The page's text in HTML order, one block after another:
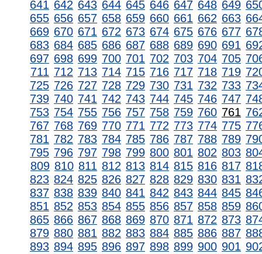
641 642 643 644 645 646 647 648 649
655 656 657 658 659 660 661 662 663
669 670 671 672 673 674 675 676 677
683 684 685 686 687 688 689 690 691
697 698 699 700 701 702 703 704 705
711 712 713 714 715 716 717 718 719
725 726 727 728 729 730 731 732 733
739 740 741 742 743 744 745 746 747
753 754 755 756 757 758 759 760 761
767 768 769 770 771 772 773 774 775
781 782 783 784 785 786 787 788 789
795 796 797 798 799 800 801 802 803
809 810 811 812 813 814 815 816 817
823 824 825 826 827 828 829 830 831
837 838 839 840 841 842 843 844 845
851 852 853 854 855 856 857 858 859
865 866 867 868 869 870 871 872 873
879 880 881 882 883 884 885 886 887
893 894 895 896 897 898 899 900 901